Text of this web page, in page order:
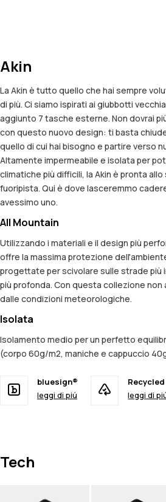
Akin
La Akin è tutto quello che hai sempre
di più. Ci siamo ispirati ai giubbotti
aggiunto 7 tasche esterne. Non dovrai
con questo nuovo design: ti basta
quello di cui hai bisogno e partire verso
Altamente impermeabile e isolata per
climatiche più difficili, la Akin è pronta
fuoripista. Qui è dove lasceremmo
avessimo uno.
All Mountain
Utilizzando i materiali e il design più
offre la massima protezione
progettate per scivolare sulle strade più
più profonda. Con questa collezione non
dalle condizioni meteorologiche.
Isolata
Isolamento medio per un perfetto
(corpo 60g/m2, maniche e cappuccio
bluesign®
leggi di piú
Recycled
leggi di
Tech